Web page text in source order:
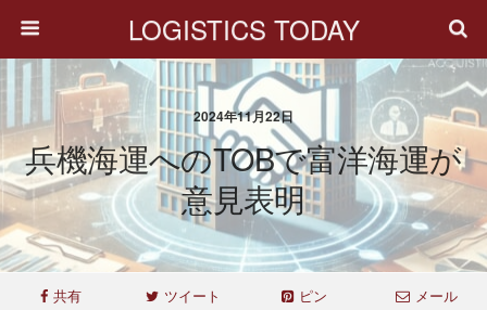
LOGISTICS TODAY
2024年11月22日
兵機海運へのTOBで富洋海運が
意見表明
共有 ツイート ピン メール